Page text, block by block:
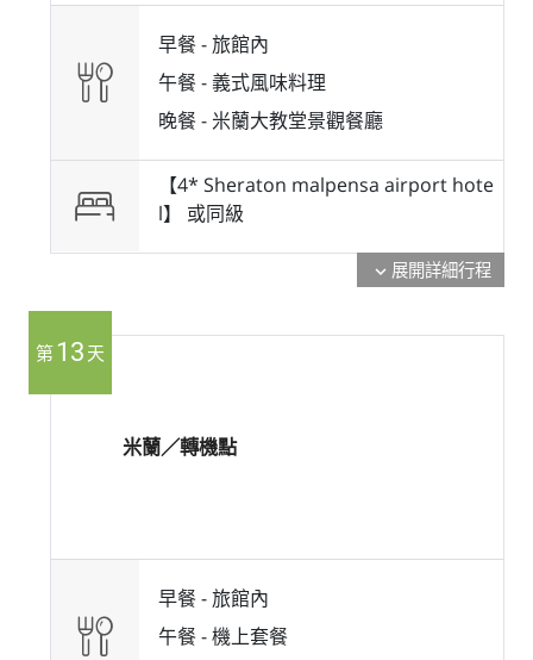
早餐 -旅館內
午餐 -義式風味料理
晚餐 - 米蘭大教堂景觀餐廳
【4* Sheraton malpensa airport hote
l】 或同級
expand_more 展開詳細行程
第13 天
米蘭／轉機點
早餐 -旅館內
午餐 -機上套餐